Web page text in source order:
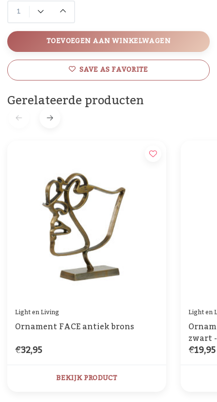
TOEVOEGEN AAN WINKELWAGEN
SAVE AS FAVORITE
Gerelateerde producten
Light en Living
Ornament FACE antiek brons
€32,95
BEKIJK PRODUCT
Light en
zwart
€19,95